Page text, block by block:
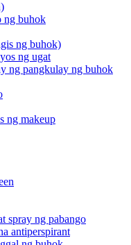
ng buhok
ng buhok)
ng ugat
ng pangkulay ng buhok
ng makeup
spray ng pabango
antiperspirant